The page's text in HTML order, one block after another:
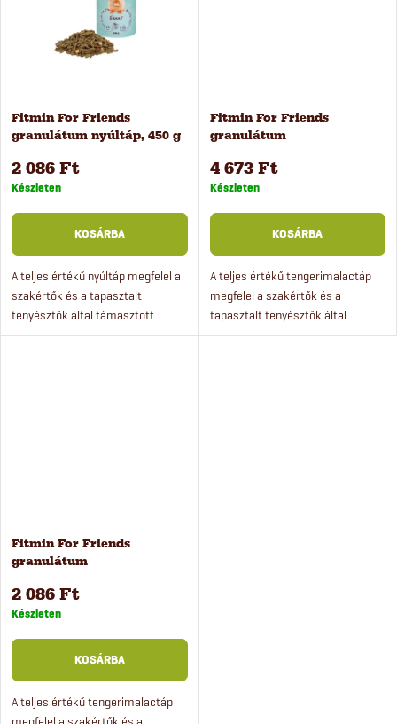
s
e
a
Fitmin For Friends
granulátum nyúltáp, 450 g
2 086 Ft
Készleten
KOSÁRBA
A teljes értékű nyúltáp megfelel a
szakértők és a tapasztalt
tenyésztők által támasztott
magas követelményeknek. A
Fitmin For Friends
granulátum
4 673 Ft
Készleten
KOSÁRBA
A teljes értékű tengerimalactáp
megfelel a szakértők és a
tapasztalt tenyésztők által
támasztott magas
Fitmin For Friends
granulátum
2 086 Ft
Készleten
KOSÁRBA
A teljes értékű tengerimalactáp